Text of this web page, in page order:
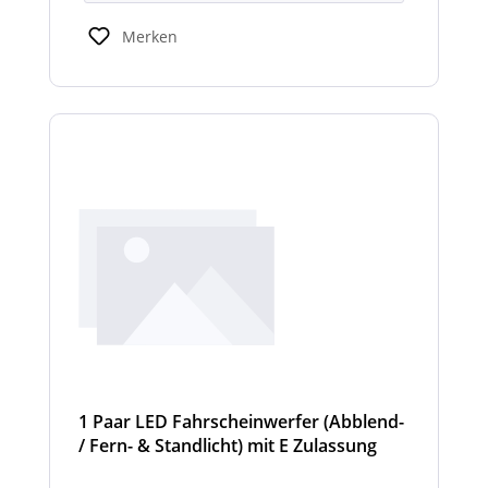
Scheinwerfermodulen können geringfügig
von den angegebenen Standardbreiten
abweichen. Modelle mit nur 2
auch ein weißes Mittelteil (beleuchtet oder
Merken
1 Paar LED Fahrscheinwerfer (Abblend-
/ Fern- & Standlicht) mit E Zulassung